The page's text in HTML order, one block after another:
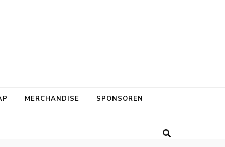
MERCHANDISE
SPONSOREN